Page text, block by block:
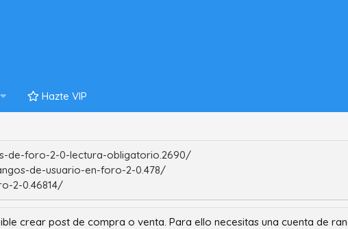
Hazte VIP
de-foro-2-0-lectura-obligatorio.2690/
de-usuario-en-foro-2-0.478/
2-0.46814/
crear post de compra o venta. Para ello necesitas una cuenta de